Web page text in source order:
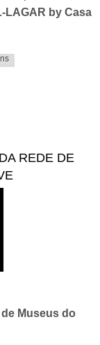
LAGAR by Casa
à descoberta dos
de Tavira
REDE DE
Museus do